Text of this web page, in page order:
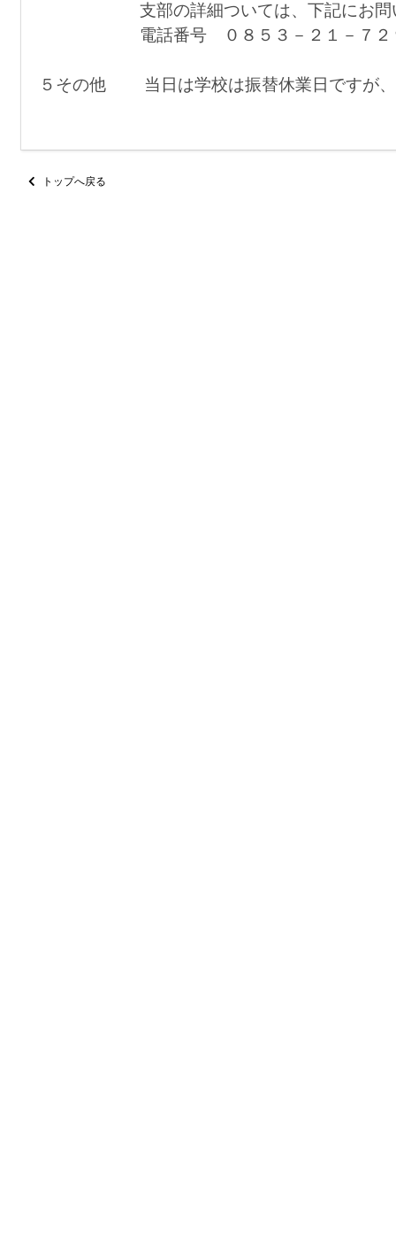
支部の詳細ついては、下記にお問い
電話番号 ０８５３－２１－７２
５その他 当日は学校は振替休業日ですが、
トップへ戻る